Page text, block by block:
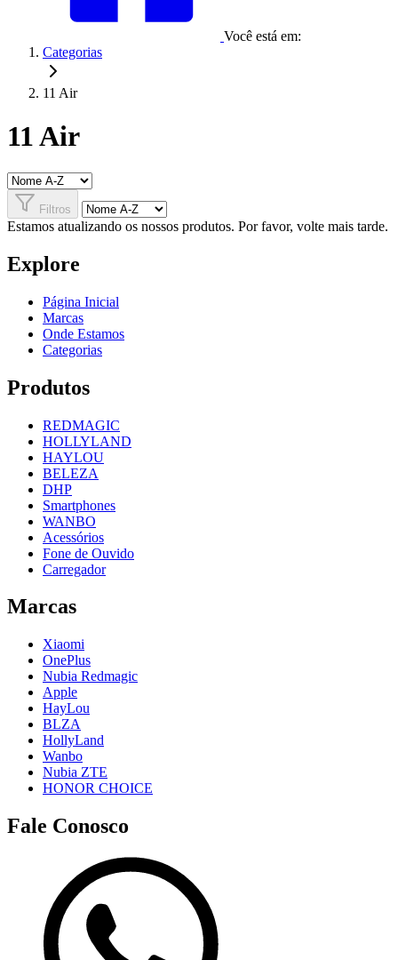
Você está em:
Categorias
11 Air
11 Air
Filtros
Estamos atualizando os nossos produtos. Por favor, volte mais tarde.
Explore
Página Inicial
Marcas
Onde Estamos
Categorias
Produtos
REDMAGIC
HOLLYLAND
HAYLOU
BELEZA
DHP
Smartphones
WANBO
Acessórios
Fone de Ouvido
Carregador
Marcas
Xiaomi
OnePlus
Nubia Redmagic
Apple
HayLou
BLZA
HollyLand
Wanbo
Nubia ZTE
HONOR CHOICE
Fale Conosco